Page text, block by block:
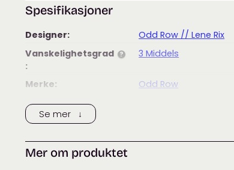
Spesifikasjoner
Designer:
Odd Row // Lene Rix
Vanskelighetsgrad ?
:
3 Middels
Merke:
Odd Row
Tags:
Kategorier:
Se mer ↓
Mer om produktet